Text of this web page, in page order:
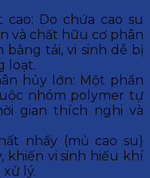
cao: Do chứa cao su
và chất hữu cơ phân
bằng tải, vi sinh dễ bị
loạt.
hủy lớn: Một phần
nhóm polymer tự
gian thích nghi và
nhầy (mủ cao su)
khiến vi sinh hiếu khí
lý.